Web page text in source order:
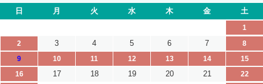
日 月 火 水 木 金 土
1
2
3 4 5 6 7
8
9
10 11 12 13 14
15
16
17 18 19 20 21
22